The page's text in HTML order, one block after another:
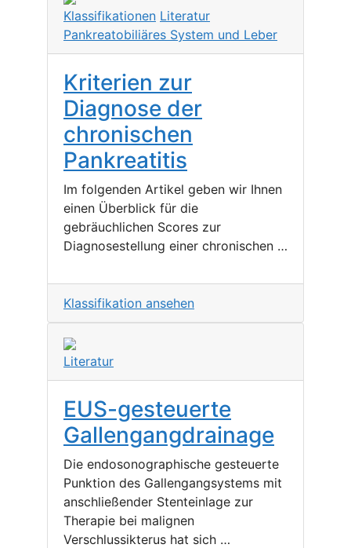
Klassifikationen Literatur
Pankreatobiliäres System und Leber
Kriterien zur
Diagnose der
chronischen
Pankreatitis
Im folgenden Artikel geben wir Ihnen
einen Überblick für die
gebräuchlichen Scores zur
Diagnosestellung einer chronischen …
Klassifikation ansehen
Literatur
EUS-gesteuerte
Gallengangdrainage
Die endosonographische gesteuerte
Punktion des Gallengangsystems mit
anschließender Stenteinlage zur
Therapie bei malignen
Verschlussikterus hat sich …